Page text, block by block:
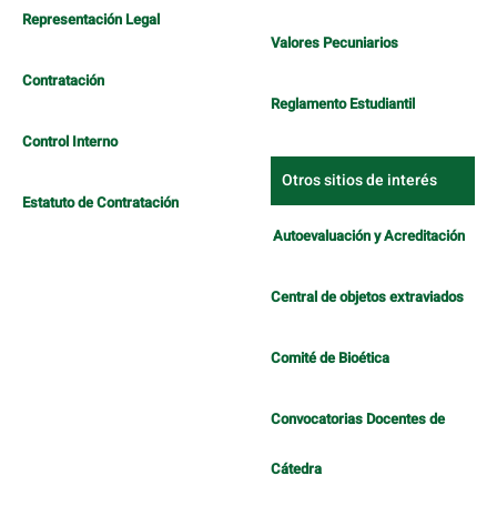
Representación Legal
Contratación
Control Interno
Estatuto de Contratación
Valores Pecuniarios
Reglamento Estudiantil
Otros sitios de interés
Autoevaluación y Acreditación
Central de objetos extraviados
Comité de Bioética
Convocatorias Docentes de
Cátedra